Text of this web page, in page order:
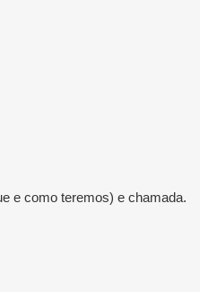
e como teremos) e chamada.